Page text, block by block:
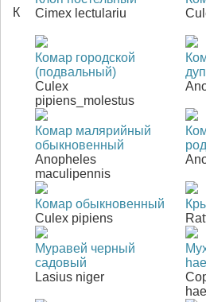
К
Cimex lectulariu
Комар городской
(подвальный)
Culex
pipiens_molestus
Комар малярийный
обыкновенный
Anopheles
maculipennis
Комар обыкновенный
Culex pipiens
Муравей черный
садовый
Lasius niger